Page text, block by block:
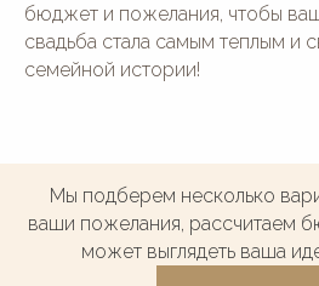
бюджет и пожелания, чтобы
свадьба стала самым теплым и
семейной истории!
Мы подберем несколько
ваши пожелания, рассчитаем
может выглядеть ваша